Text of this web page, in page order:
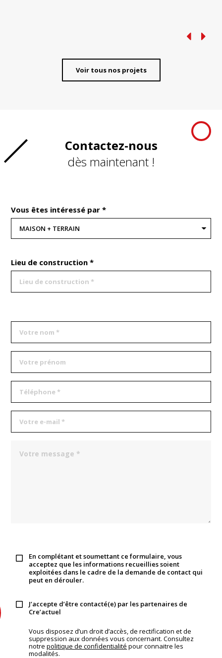
Voir tous nos projets
Contactez-nous
dès maintenant !
Vous êtes intéressé par *
Lieu de construction *
En complétant et soumettant ce formulaire, vous
acceptez que les informations recueillies soient
exploitées dans le cadre de la demande de contact qui
peut en dérouler.
J’accepte d’être contacté(e) par les partenaires de
Cre’actuel
Vous disposez d’un droit d’accès, de rectification et de
suppression aux données vous concernant. Consultez
notrepolitique de confidentialité pour connaitre les
modalités.